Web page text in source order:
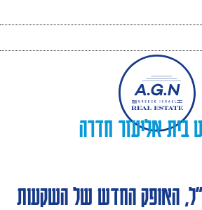
בית אליעזר חדרה
האופק החדש של השקעות